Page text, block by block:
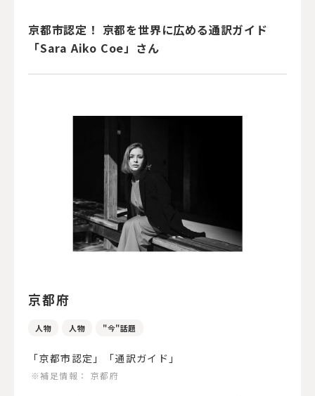
京都市認定！ 京都を世界に広める通訳ガイド
「Sara Aiko Coe」さん
京都府
人物 人物 "今"話題
「京都市認定」「通訳ガイド」
※補足情報： 京都府